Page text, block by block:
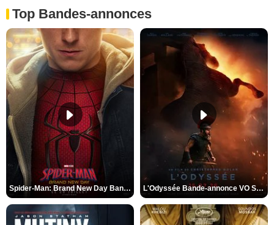
Top Bandes-annonces
Spider-Man: Brand New Day Bande-annonce VO STFR L'Odyssée Bande-annonce VO STFR